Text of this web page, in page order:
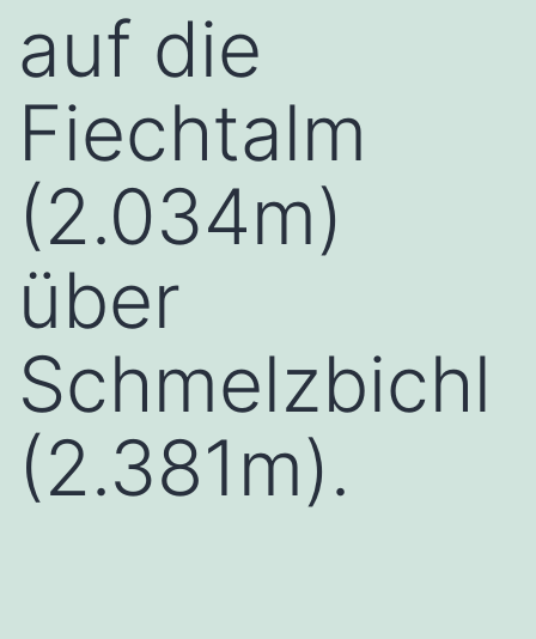
auf die
Fiechtalm
(2.034m)
über
Schmelzbichl
(2.381m).